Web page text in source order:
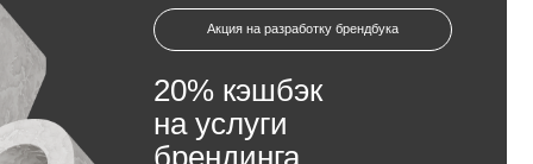
Отправляете заявку на разработку
20% кэшбэк
на услуги
брендинга
и дизайна!